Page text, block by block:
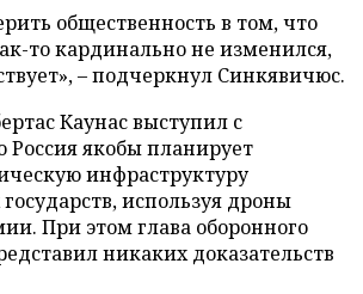
общественность в том, что
то кардинально не изменился,
– подчеркнул Синкявичюс.
Каунас выступил с
Россия якобы планирует
инфраструктуру
используя дроны
При этом глава оборонного
никаких доказательств